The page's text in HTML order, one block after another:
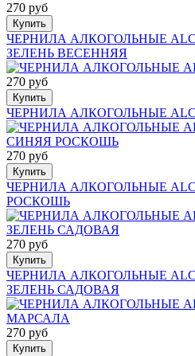
270 руб
Купить
ЧЕРНИЛА АЛКОГОЛЬНЫЕ
ЗЕЛЕНЬ ВЕСЕННЯЯ
270 руб
Купить
ЧЕРНИЛА АЛКОГОЛЬНЫЕ
270 руб
Купить
ЧЕРНИЛА АЛКОГОЛЬНЫЕ
РОСКОШЬ
270 руб
Купить
ЧЕРНИЛА АЛКОГОЛЬНЫЕ
ЗЕЛЕНЬ САДОВАЯ
270 руб
Купить